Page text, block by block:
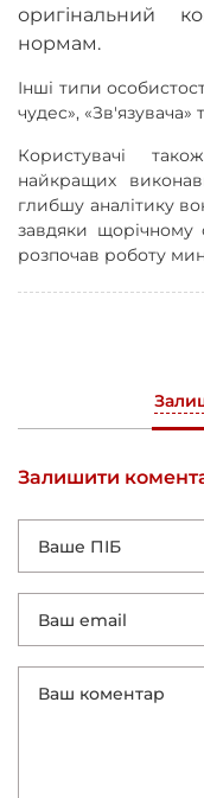
оригінальний
нормам.
Інші типи
чудес», «Зв'язувача»
Користувачі
найкращих
глибшу аналітику
завдяки щорічному
розпочав роботу
Залишити